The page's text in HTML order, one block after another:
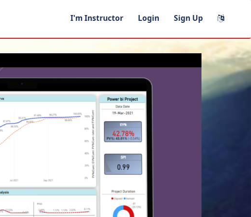
I'm Instructor Login Sign Up